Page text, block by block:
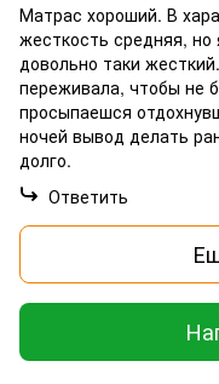
Матрас хороший. В
жесткость средняя,
довольно таки
переживала, чтобы не
просыпаешся
ночей вывод делать
долго.
Ответить